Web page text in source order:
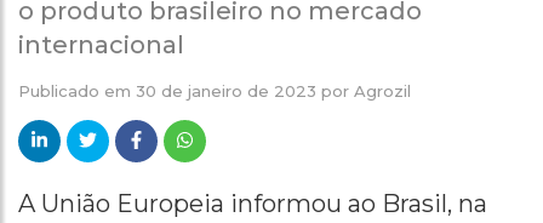
o produto brasileiro no mercado
internacional
Publicado em 30 de janeiro de 2023 por Agrozil
A União Europeia informou ao Brasil, na